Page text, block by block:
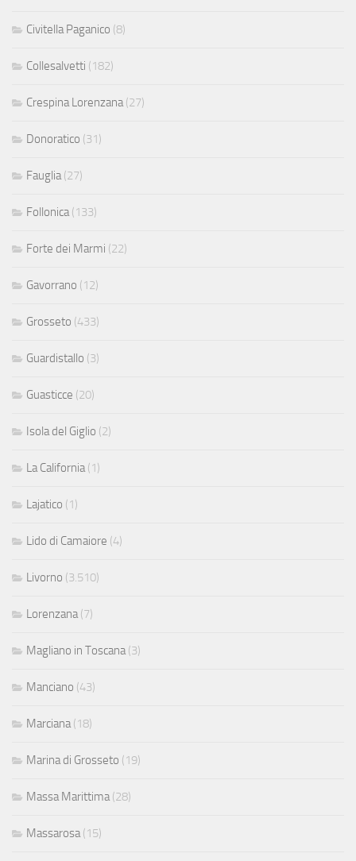
Civitella Paganico (8)
Collesalvetti (182)
Crespina Lorenzana (27)
Donoratico (31)
Fauglia (27)
Follonica (133)
Forte dei Marmi (22)
Gavorrano (12)
Grosseto (433)
Guardistallo (3)
Guasticce (20)
Isola del Giglio (2)
La California (1)
Lajatico (1)
Lido di Camaiore (4)
Livorno (3.510)
Lorenzana (7)
Magliano in Toscana (3)
Manciano (43)
Marciana (18)
Marina di Grosseto (19)
Massa Marittima (28)
Massarosa (15)